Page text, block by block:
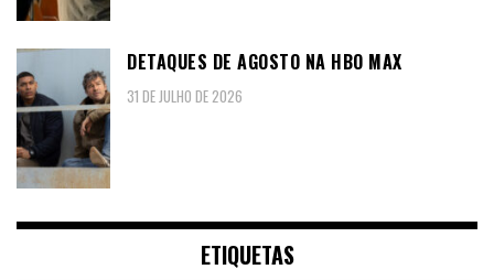
DETAQUES DE AGOSTO NA HBO MAX
31 DE JULHO DE 2026
ETIQUETAS